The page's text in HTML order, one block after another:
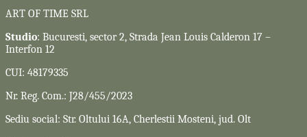
ART OF TIME SRL
Studio: Bucuresti, sector 2, Strada Jean Louis Calderon 17 –
Interfon 12
CUI: 48179335
Nr. Reg. Com.: J28/455/2023
Sediu social: Str. Oltului 16A, Cherlestii Mosteni, jud. Olt